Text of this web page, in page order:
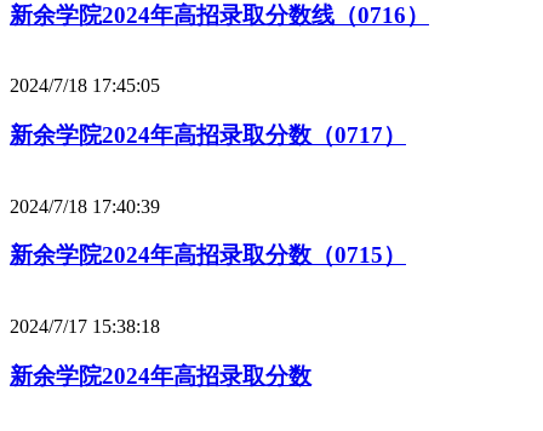
新余学院2024年高招录取分数线（0716）
2024/7/18 17:45:05
新余学院2024年高招录取分数（0717）
2024/7/18 17:40:39
新余学院2024年高招录取分数（0715）
2024/7/17 15:38:18
新余学院2024年高招录取分数